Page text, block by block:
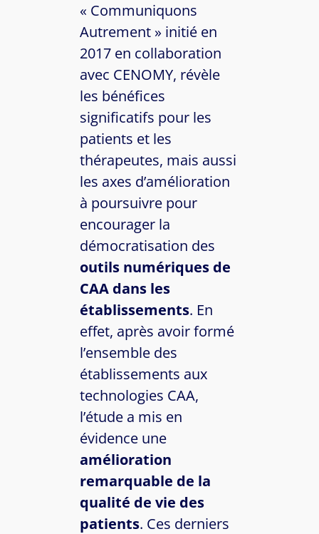
« Communiquons
Autrement » initié en
2017 en collaboration
avec CENOMY, révèle
les bénéfices
significatifs pour les
patients et les
thérapeutes, mais aussi
les axes d’amélioration
à poursuivre pour
encourager la
démocratisation des
outils numériques de
CAA dans les
établissements. En
effet, après avoir formé
l’ensemble des
établissements aux
technologies CAA,
l’étude a mis en
évidence une
amélioration
remarquable de la
qualité de vie des
patients. Ces derniers